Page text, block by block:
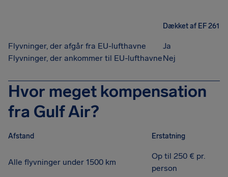
Dækket af EF 261
Flyvninger, der afgår fra EU-lufthavne
Ja
Flyvninger, der ankommer til EU-lufthavneNej
Hvor meget kompensation
fra Gulf Air?
Afstand Erstatning
Alle flyvninger under 1500 km
Op til 250 € pr.
person